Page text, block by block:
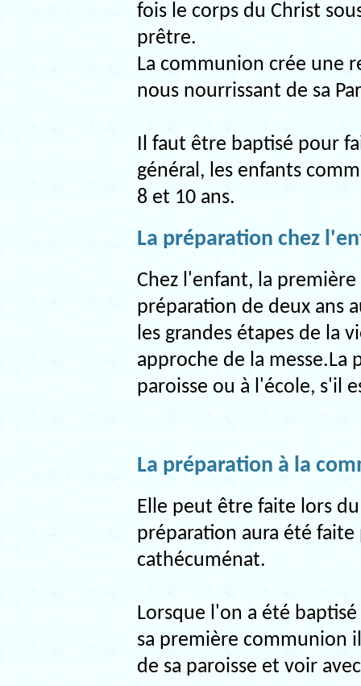
fois le corps du Christ
prêtre.
La communion crée une
nous nourrissant de sa
Il faut être baptisé pour
général, les enfants
8 et 10 ans.
La préparation chez
Chez l'enfant, la
préparation de deux ans
les grandes étapes de la
approche de la messe.La
paroisse ou à l'école, s'il
La préparation à la
Elle peut être faite lors
préparation aura été
cathécuménat.
Lorsque l'on a été
sa première communion
de sa paroisse et voir